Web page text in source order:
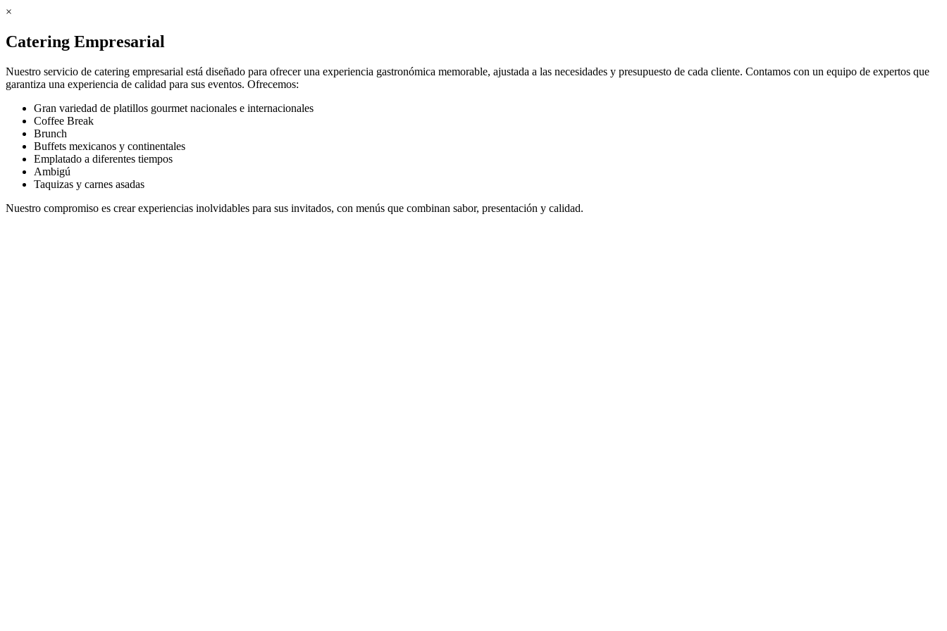
×
Catering Empresarial
Nuestro servicio de catering empresarial está diseñado para ofrecer una experiencia gastronómica memorable, ajustada a las necesidades y presupuesto de cada cliente. Contamos con un equipo de expertos que
garantiza una experiencia de calidad para sus eventos. Ofrecemos:
Gran variedad de platillos gourmet nacionales e internacionales
Coffee Break
Brunch
Buffets mexicanos y continentales
Emplatado a diferentes tiempos
Ambigú
Taquizas y carnes asadas
Nuestro compromiso es crear experiencias inolvidables para sus invitados, con menús que combinan sabor, presentación y calidad.